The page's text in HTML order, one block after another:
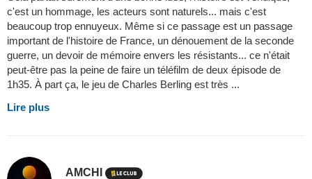
c'est un hommage, les acteurs sont naturels... mais c'est
beaucoup trop ennuyeux. Même si ce passage est un passage
important de l'histoire de France, un dénouement de la seconde
guerre, un devoir de mémoire envers les résistants... ce n'était
peut-être pas la peine de faire un téléfilm de deux épisode de
1h35. À part ça, le jeu de Charles Berling est très ...
Lire plus
AMCHI